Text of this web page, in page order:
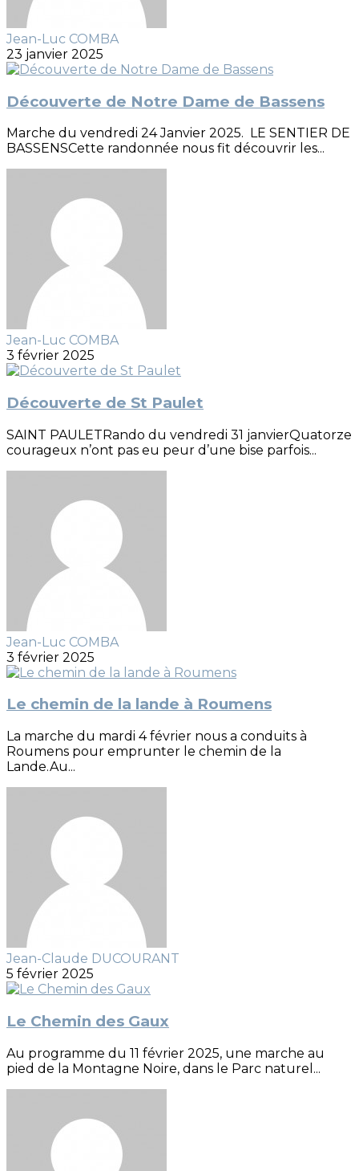
Jean-Luc COMBA
23 janvier 2025
Découverte de Notre Dame de Bassens
Marche du vendredi 24 Janvier 2025. LE SENTIER DE
BASSENSCette randonnée nous fit découvrir les...
Jean-Luc COMBA
3 février 2025
Découverte de St Paulet
SAINT PAULETRando du vendredi 31 janvierQuatorze
courageux n’ont pas eu peur d’une bise parfois...
Jean-Luc COMBA
3 février 2025
Le chemin de la lande à Roumens
La marche du mardi 4 février nous a conduits à
Roumens pour emprunter le chemin de la
Lande.Au...
Jean-Claude DUCOURANT
5 février 2025
Le Chemin des Gaux
Au programme du 11 février 2025, une marche au
pied de la Montagne Noire, dans le Parc naturel...